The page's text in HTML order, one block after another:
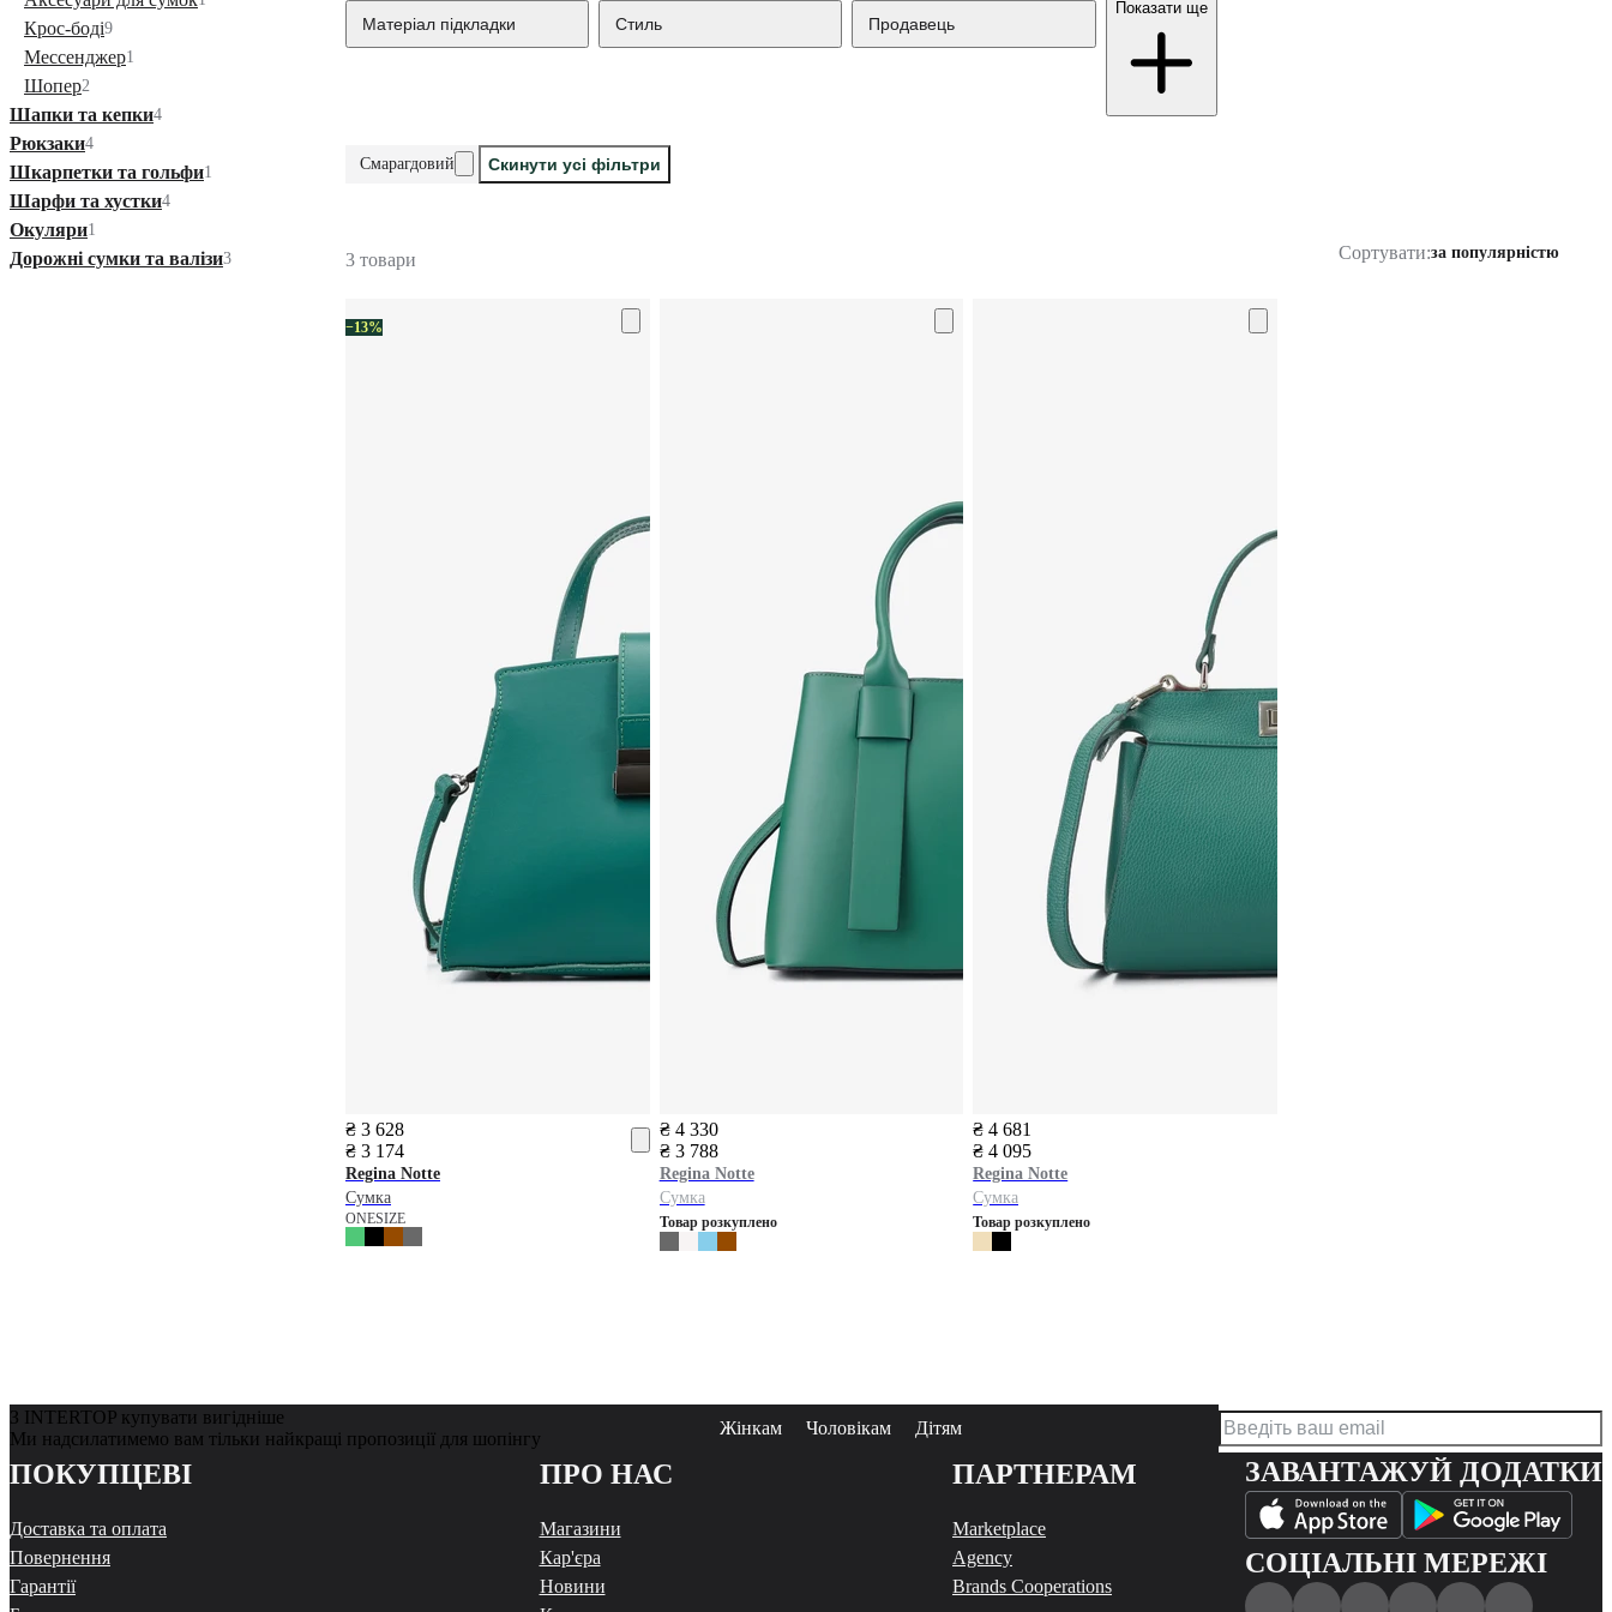
Крос-боді9
Мессенджер1
Шопер2
Шапки та кепки4
Рюкзаки4
Шкарпетки та гольфи1
Шарфи та хустки4
Окуляри1
Дорожні сумки та валізи3
Матеріал підкладки Стиль Продавець
Показати ще
Смарагдовий Скинути усі фільтри
3 товари Сортувати:за популярністю
−13%
₴ 3 628
₴ 3 174
Regina Notte
Сумка
ONESIZE
₴ 4 330
₴ 3 788
Regina Notte
Сумка
Товар розкуплено
₴ 4 681
₴ 4 095
Regina Notte
Сумка
Товар розкуплено
З INTERTOP купувати вигідніше
Ми надсилатимемо вам тільки найкращі пропозиції для шопінгу
Жінкам Чоловікам Дітям
ПОКУПЦЕВІ
Доставка та оплата
Повернення
Гарантії
ПРО НАС
Магазини
Кар'єра
Новини
ПАРТНЕРАМ
Marketplace
Agency
Brands Cooperations
ЗАВАНТАЖУЙ ДОДАТКИ
СОЦІАЛЬНІ МЕРЕЖІ